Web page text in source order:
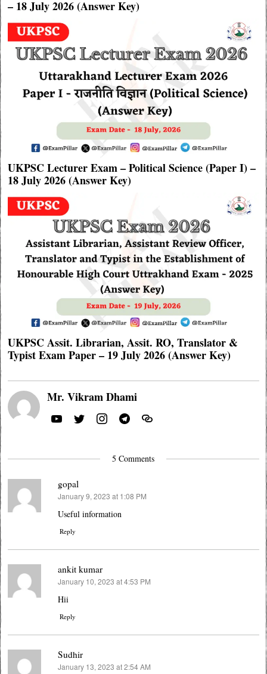
– 18 July 2026 (Answer Key)
UKPSC Lecturer Exam – Political Science (Paper I) –
18 July 2026 (Answer Key)
UKPSC Assit. Librarian, Assit. RO, Translator &
Typist Exam Paper – 19 July 2026 (Answer Key)
Mr. Vikram Dhami
5 Comments
gopal
says:
January 9, 2023 at 1:08 PM
Useful information
Reply
ankit kumar
says:
January 10, 2023 at 4:53 PM
Hii
Reply
Sudhir
says:
January 13, 2023 at 2:54 AM